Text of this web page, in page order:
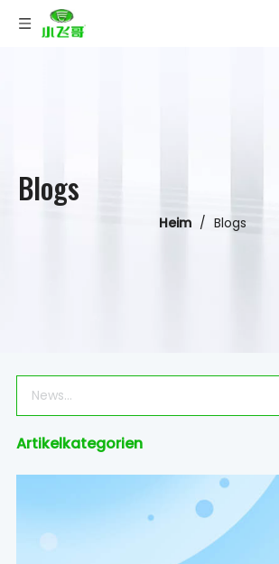
Blogs
Heim / Blogs
Artikelkategorien